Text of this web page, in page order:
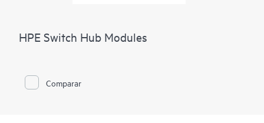
HPE Switch Hub Modules
Comparar